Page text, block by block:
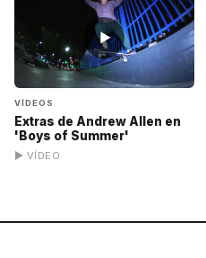
▶
VÍDEOS
Extras de Andrew Allen en
'Boys of Summer'
▶ VÍDEO